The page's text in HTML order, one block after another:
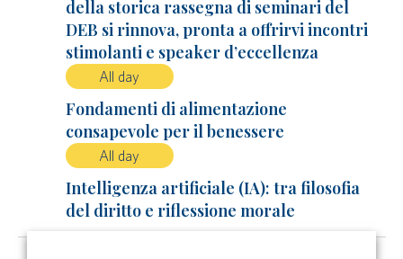
della storica rassegna di seminari del
DEB si rinnova, pronta a offrirvi incontri
stimolanti e speaker d’eccellenza
All day
Fondamenti di alimentazione
consapevole per il benessere
All day
Intelligenza artificiale (IA): tra filosofia
del diritto e riflessione morale